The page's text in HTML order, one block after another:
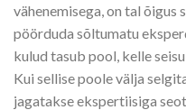
vähenemisega, on tal õigus
pöörduda sõltumatu
kulud tasub pool, kelle
Kui sellise poole välja
jagatakse ekspertiisiga